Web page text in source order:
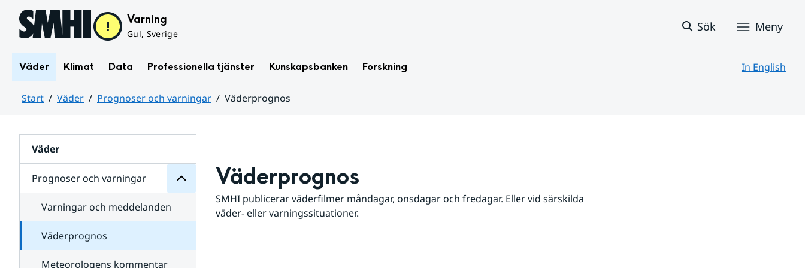
Hoppa till sidans innehåll Varning
Gul, Sverige
Sök Meny
Väder Klimat Data Professionella tjänster Kunskapsbanken Forskning In English
Start Väder Prognoser och varningar
Väderprognos
Väder
Prognoser och varningar
för
varningar
Varningar och meddelanden
Väderprognos
Meteorologens kommentar
Väderprognos
SMHI publicerar väderfilmer måndagar, onsdagar och fredagar. Eller vid särskilda
väder- eller varningssituationer.